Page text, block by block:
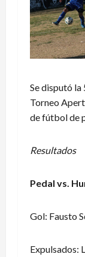
Se disputó la
Torneo
de fútbol de
Resultados
Pedal vs.
Gol: Fausto
Expulsados: